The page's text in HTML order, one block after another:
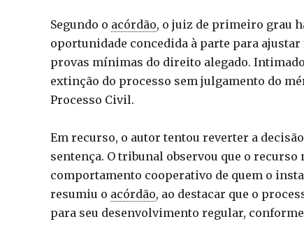
Segundo o acórdão, o juiz de primeiro grau
oportunidade concedida à parte para
provas mínimas do direito alegado.
extinção do processo sem julgamento do
Processo Civil.
Em recurso, o autor tentou reverter a
sentença. O tribunal observou que o
comportamento cooperativo de quem o
resumiu o acórdão, ao destacar que o
para seu desenvolvimento regular, conforme